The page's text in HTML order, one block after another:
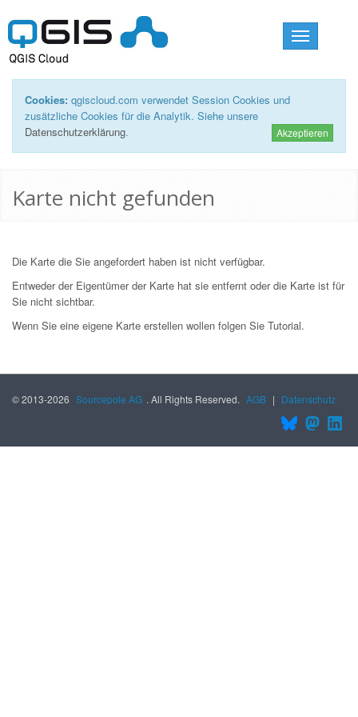
Toggle
navigation
Cookies: qgiscloud.com verwendet Session Cookies und
zusätzliche Cookies für die Analytik. Siehe unsere
Datenschutzerklärung. Akzeptieren
Karte nicht gefunden
Die Karte die Sie angefordert haben ist nicht verfügbar.
Entweder der Eigentümer der Karte hat sie entfernt oder die Karte ist für
Sie nicht sichtbar.
Wenn Sie eine eigene Karte erstellen wollen folgen Sie Tutorial.
© 2013-2026 Sourcepole AG . All Rights Reserved. AGB | Datenschutz